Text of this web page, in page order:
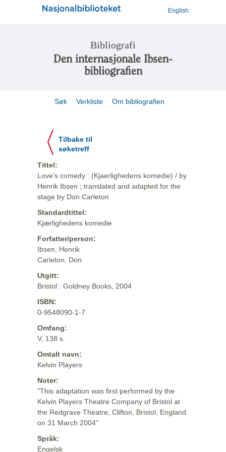
English
Bibliografi
Den internasjonale Ibsen-
bibliografien
Søk Verkliste Om bibliografien
Tilbake til
søketreff
Tittel:
Love's comedy : (Kjaerlighedens komedie) / by
Henrik Ibsen ; translated and adapted for the
stage by Don Carleton
Standardtittel:
Kjærlighedens komedie
Forfatter/person:
Ibsen, Henrik
Carleton, Don
Utgitt:
Bristol : Goldney Books, 2004
ISBN:
0-9548090-1-7
Omfang:
V, 138 s.
Omtalt navn:
Kelvin Players
Noter:
"This adaptation was first performed by the
Kelvin Players Theatre Company of Bristol at
the Redgrave Theatre, Clifton, Bristol, England
on 31 March 2004"
Språk:
Engelsk